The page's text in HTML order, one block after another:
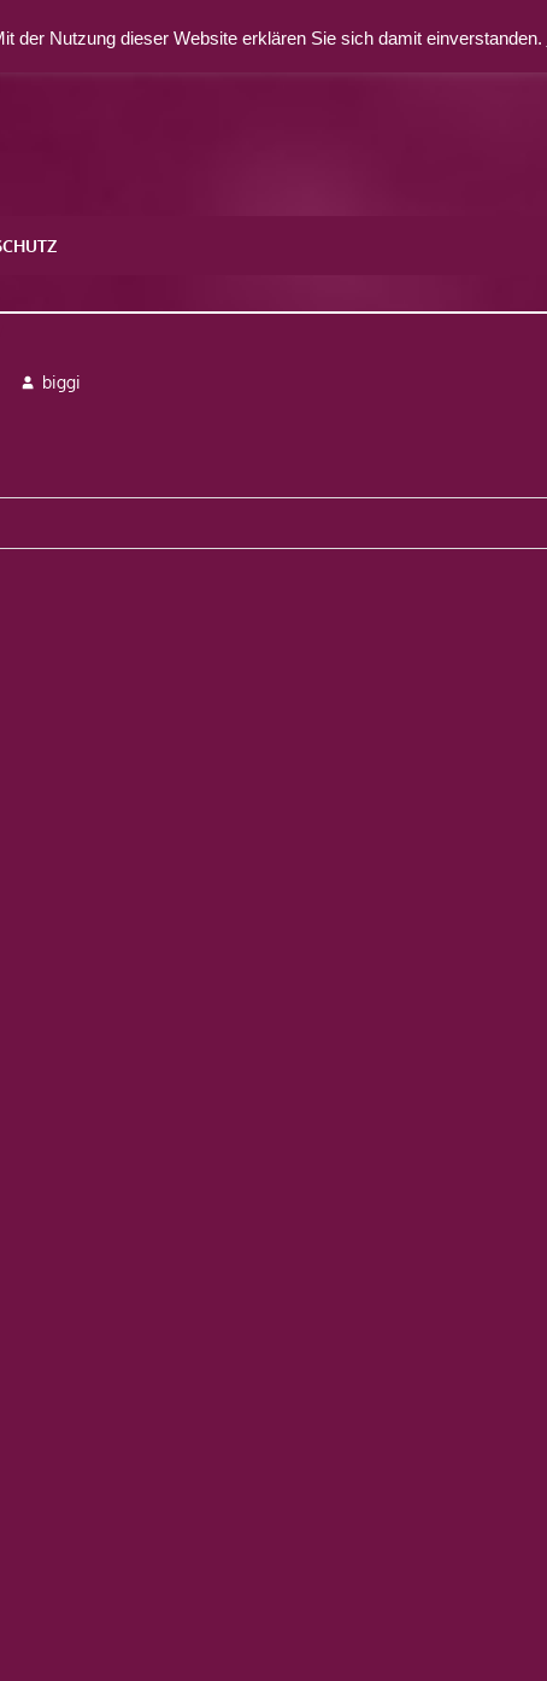
biggi
der Nutzung dieser Website erklären Sie sich damit einverstanden.